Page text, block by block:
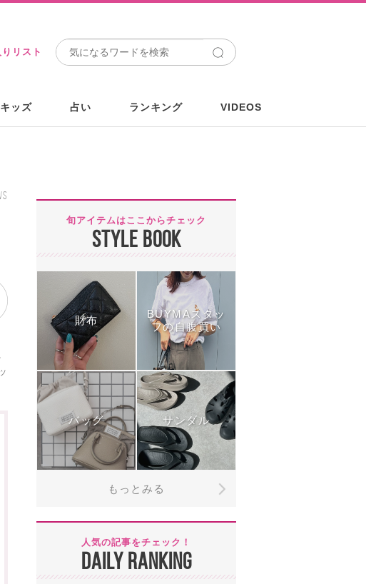
リスト
ッズ 占い ランキング VIDEOS
旬アイテムはここからチェック
STYLE BOOK
財布
BUYMAスタッ
フの自腹買い
バッグ サンダル
もっとみる
人気の記事をチェック！
DAILY RANKING